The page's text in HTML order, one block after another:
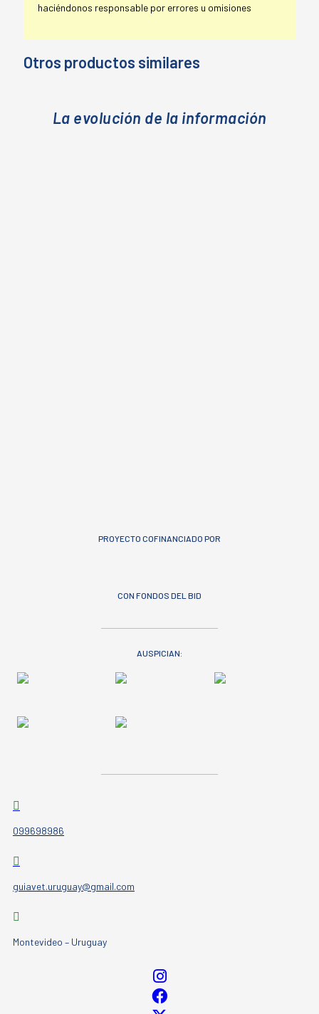
haciéndonos responsable por errores u omisiones
Otros productos similares
La evolución de la información
PROYECTO COFINANCIADO POR
CON FONDOS DEL BID
AUSPICIAN:
099698986
guiavet.uruguay@gmail.com
Montevideo – Uruguay